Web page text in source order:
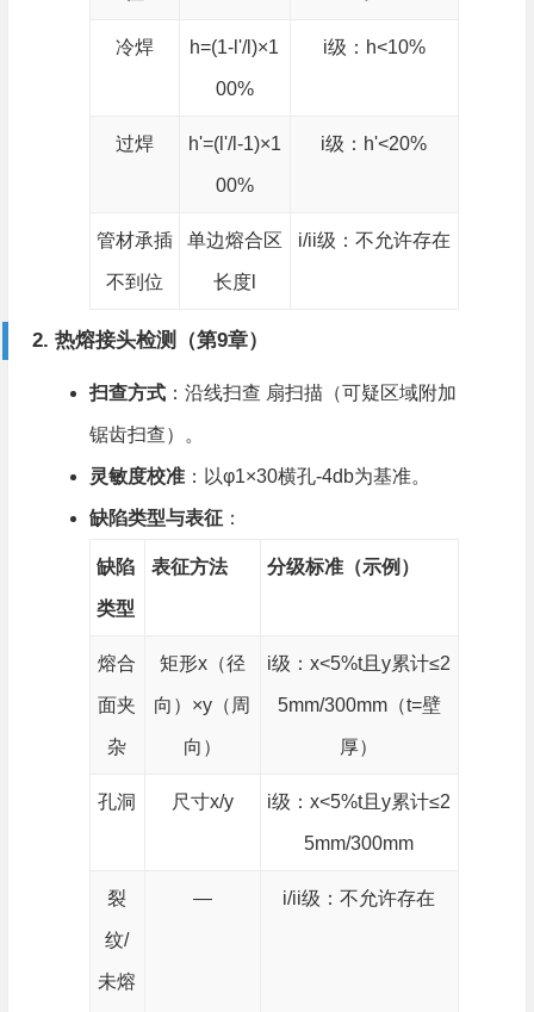
冷焊 h=(1-l'/l)×1
00%
i级：h<10%
过焊 h'=(l'/l-1)×1
00%
i级：h'<20%
管材承插
不到位
单边熔合区
长度l
i/ii级：不允许存在
2. 热熔接头检测（第9章）​
扫查方式​：沿线扫查 扇扫描（可疑区域附加
锯齿扫查）。
灵敏度校准​：以φ1×30横孔-4db为基准。
缺陷类型与表征​：
缺陷
类型
表征方法 分级标准（示例）​
熔合
面夹
杂
矩形x（径
向）×y（周
向）
i级：x<5%t且y累计≤2
5mm/300mm（t=壁
厚）
孔洞 尺寸x/y i级：x<5%t且y累计≤2
5mm/300mm
裂
纹/
未熔
— i/ii级：不允许存在